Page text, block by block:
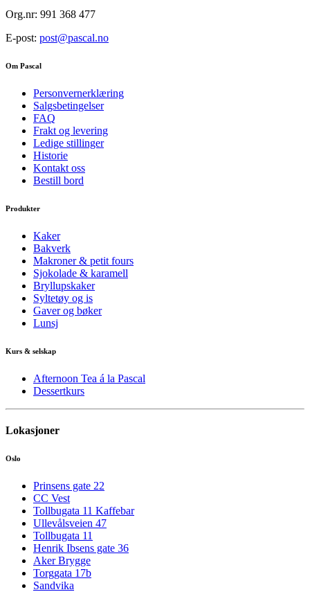
Org.nr: 991 368 477
E-post: post@pascal.no
Om Pascal
Personvernerklæring
Salgsbetingelser
FAQ
Frakt og levering
Ledige stillinger
Historie
Kontakt oss
Bestill bord
Produkter
Kaker
Bakverk
Makroner & petit fours
Sjokolade & karamell
Bryllupskaker
Syltetøy og is
Gaver og bøker
Lunsj
Kurs & selskap
Afternoon Tea á la Pascal
Dessertkurs
Lokasjoner
Oslo
Prinsens gate 22
CC Vest
Tollbugata 11 Kaffebar
Ullevålsveien 47
Tollbugata 11
Henrik Ibsens gate 36
Aker Brygge
Torggata 17b
Sandvika